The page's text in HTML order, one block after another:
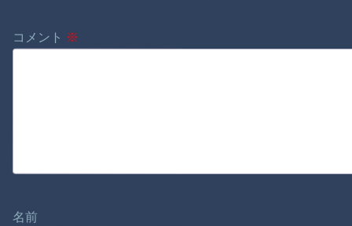
コメント ※
名前